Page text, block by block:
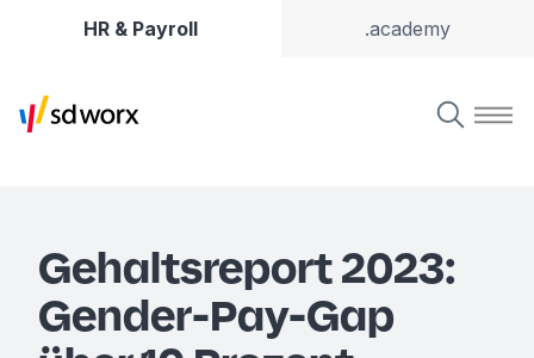
HR & Payroll .academy
Gehaltsreport 2023:
Gender-Pay-Gap